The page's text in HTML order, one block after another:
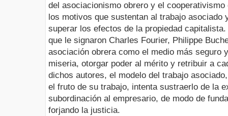
del asociacionismo obrero y el
los motivos que sustentan al trabajo asociado
superar los efectos de la propiedad
que le signaron Charles Fourier, Philippe
asociación obrera como el medio más seguro
miseria, otorgar poder al mérito y retribuir a
dichos autores, el modelo del trabajo
el fruto de su trabajo, intenta sustraerlo de la
subordinación al empresario, de modo de
forjando la justicia.